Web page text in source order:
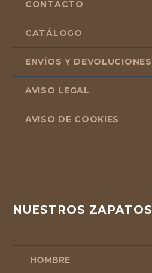
CONTACTO
CATÁLOGO
ENVÍOS Y DEVOLUCIONES
AVISO LEGAL
AVISO DE COOKIES
NUESTROS ZAPATOS
HOMBRE